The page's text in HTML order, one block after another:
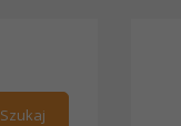
Szukaj